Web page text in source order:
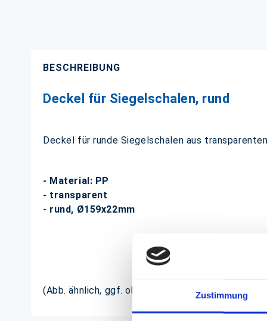
Zustimmung
BESCHREIBUNG
Deckel für Siegelschalen, rund
Deckel für runde Siegelschalen aus
- Material: PP
- transparent
- rund, Ø159x22mm
(Abb. ähnlich, ggf. ohne Dekoration; die Farben